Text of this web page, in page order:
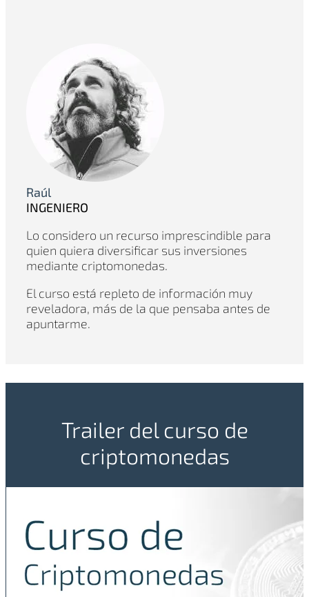
Raúl
INGENIERO
Lo considero un recurso imprescindible para
quien quiera diversificar sus inversiones
mediante criptomonedas.
El curso está repleto de información muy
reveladora, más de la que pensaba antes de
apuntarme.
Trailer del curso de
criptomonedas